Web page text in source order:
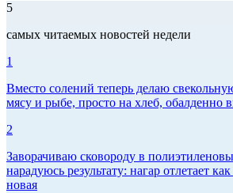
5
самых читаемых новостей недели
1
Вместо солений теперь делаю
мясу и рыбе, просто на хлеб, обалденно
2
Заворачиваю сковороду в
нарадуюсь результату: нагар отлетает
новая